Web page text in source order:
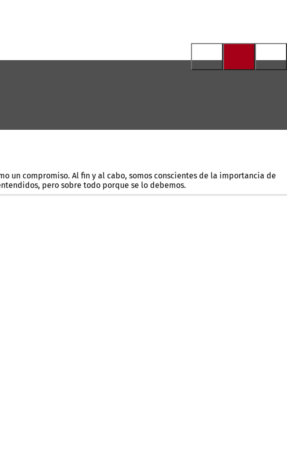
un compromiso. Al fin y al cabo, somos conscientes de la importancia de
pero sobre todo porque se lo debemos.